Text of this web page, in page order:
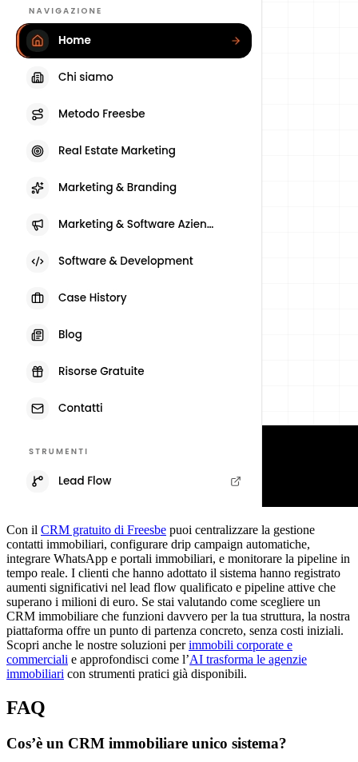
Con il CRM gratuito di Freesbe puoi centralizzare la gestione
contatti immobiliari, configurare drip campaign automatiche,
integrare WhatsApp e portali immobiliari, e monitorare la pipeline in
tempo reale. I clienti che hanno adottato il sistema hanno registrato
aumenti significativi nel lead flow qualificato e pipeline attive che
superano i milioni di euro. Se stai valutando come scegliere un
CRM immobiliare che funzioni davvero per la tua struttura, la nostra
piattaforma offre un punto di partenza concreto, senza costi iniziali.
Scopri anche le nostre soluzioni perimmobili corporate e
commerciali e approfondisci come l’AI trasforma le agenzie
immobiliari con strumenti pratici già disponibili.
FAQ
Cos’è un CRM immobiliare unico sistema?